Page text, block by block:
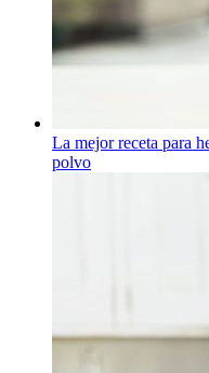
La mejor receta para
polvo